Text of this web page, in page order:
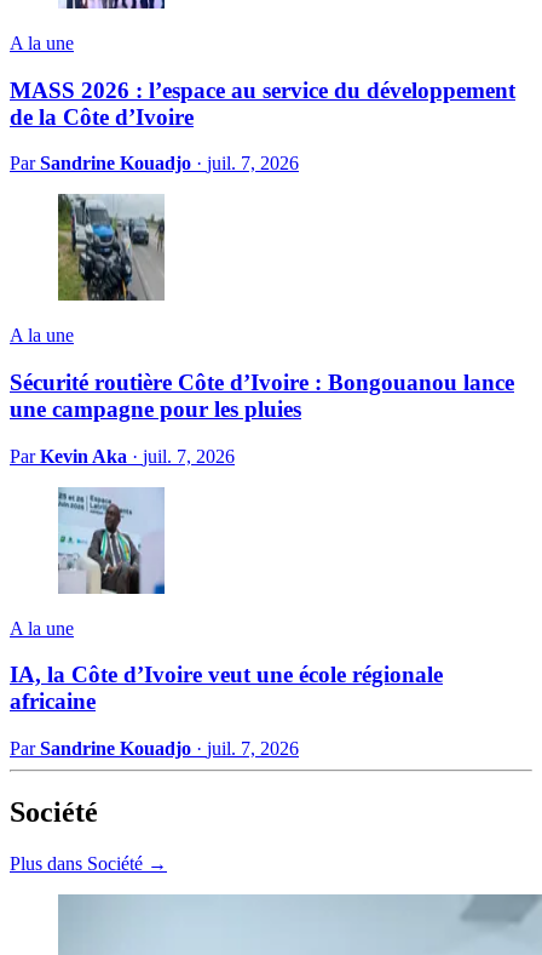
A la une
MASS 2026 : l’espace au service du développement
de la Côte d’Ivoire
ParSandrine Kouadjo · juil. 7, 2026
A la une
Sécurité routière Côte d’Ivoire : Bongouanou lance
une campagne pour les pluies
ParKevin Aka · juil. 7, 2026
A la une
IA, la Côte d’Ivoire veut une école régionale
africaine
ParSandrine Kouadjo · juil. 7, 2026
Société
Plus dans Société →